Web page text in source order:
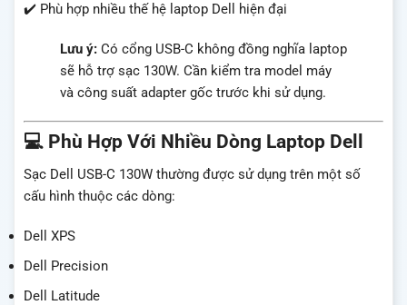
✔️ Phù hợp nhiều thế hệ laptop Dell hiện đại
Lưu ý: Có cổng USB-C không đồng nghĩa laptop
sẽ hỗ trợ sạc 130W. Cần kiểm tra model máy
và công suất adapter gốc trước khi sử dụng.
💻 Phù Hợp Với Nhiều Dòng Laptop Dell
Sạc Dell USB-C 130W thường được sử dụng trên một số
cấu hình thuộc các dòng:
Dell XPS
Dell Precision
Dell Latitude